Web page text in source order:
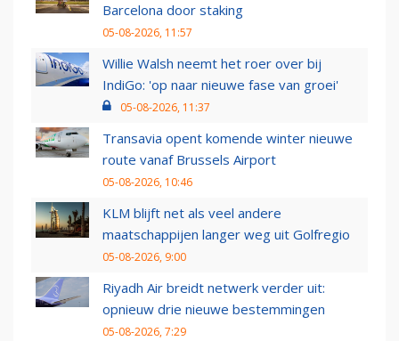
Barcelona door staking
05-08-2026, 11:57
Willie Walsh neemt het roer over bij
IndiGo: 'op naar nieuwe fase van groei'
05-08-2026, 11:37
Transavia opent komende winter nieuwe
route vanaf Brussels Airport
05-08-2026, 10:46
KLM blijft net als veel andere
maatschappijen langer weg uit Golfregio
05-08-2026, 9:00
Riyadh Air breidt netwerk verder uit:
opnieuw drie nieuwe bestemmingen
05-08-2026, 7:29